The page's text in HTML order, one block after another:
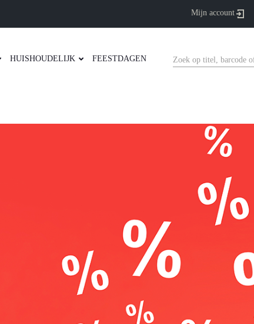
Mijn account
HUISHOUDELIJK FEESTDAGEN